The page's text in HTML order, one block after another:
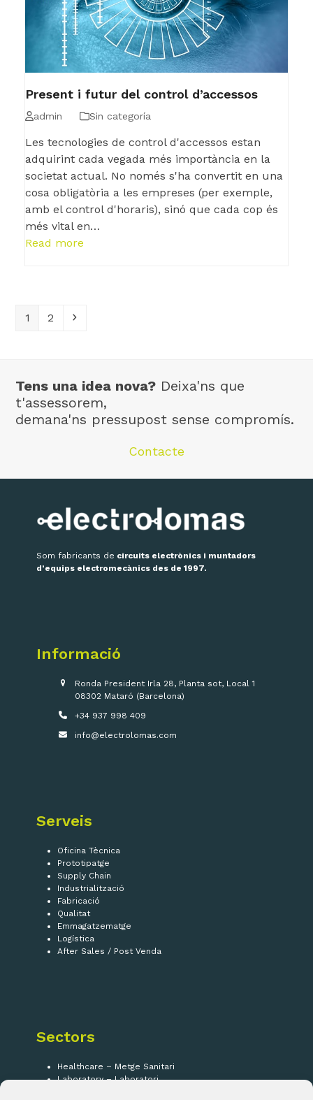
Present i futur del control d’accessos
admin Sin categoría
Les tecnologies de control d'accessos estan
adquirint cada vegada més importància en la
societat actual. No només s'ha convertit en una
cosa obligatòria a les empreses (per exemple,
amb el control d'horaris), sinó que cada cop és
més vital en…
Read more
Page
1 Page
2 Next
Tens una idea nova? Deixa'ns que
t'assessorem,
demana'ns pressupost sense compromís.
Contacte
Som fabricants de circuits electrònics i muntadors
d’equips electromecànics des de 1997.
Informació
Ronda President Irla 28, Planta sot, Local 1
08302 Mataró (Barcelona)
+34 937 998 409
info@electrolomas.com
Serveis
Oficina Tècnica
Prototipatge
Supply Chain
Industrialització
Fabricació
Qualitat
Emmagatzematge
Logística
After Sales / Post Venda
Sectors
Healthcare – Metge Sanitari
Laboratory – Laboratori